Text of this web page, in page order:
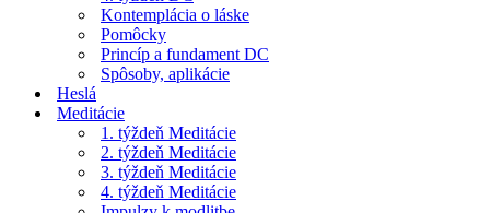
Kontemplácia o láske
Pomôcky
Princíp a fundament DC
Spôsoby, aplikácie
Heslá
Meditácie
1. týždeň Meditácie
2. týždeň Meditácie
3. týždeň Meditácie
4. týždeň Meditácie